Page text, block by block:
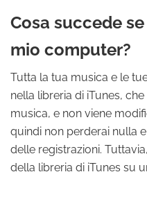
Cosa succede
mio computer?
Tutta la tua musica e le
nella libreria di iTunes,
musica, e non viene
quindi non perderai nulla
delle registrazioni.
della libreria di iTunes su